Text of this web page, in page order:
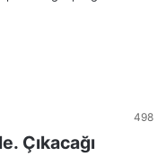
498
Çıkacağı